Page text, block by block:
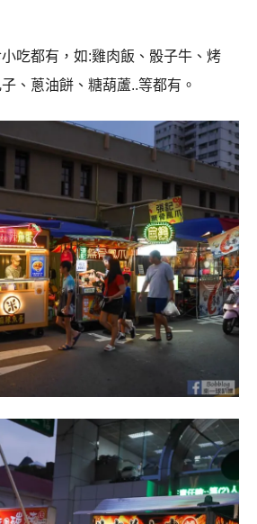
吃都有，如:雞肉飯、骰子牛、烤
、蔥油餅、糖葫蘆..等都有。